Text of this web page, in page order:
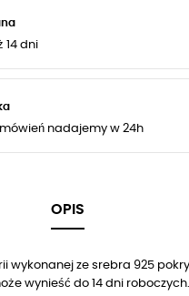
14 dni
nadajemy w 24h
OPIS
wykonanej ze srebra 925
wynieść do 14 dni roboczych.